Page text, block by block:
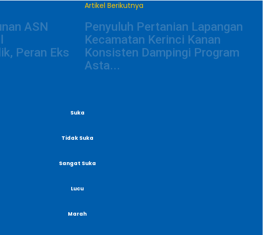
ASN
Peran Eks
Artikel Berikutnya
Penyuluh Pertanian Lapangan
Kecamatan Kerinci Kanan
Konsisten Dampingi Program
Asta...
Suka
Tidak Suka
Sangat Suka
Lucu
Marah